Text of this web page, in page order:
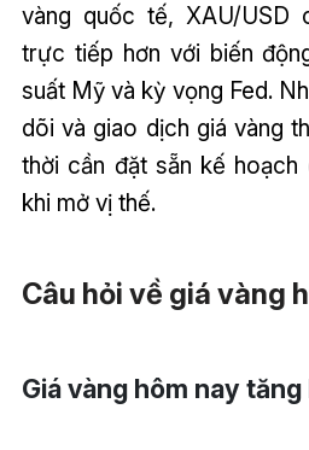
vàng quốc tế, XAU/USD
trực tiếp hơn với biến
suất Mỹ và kỳ vọng Fed.
dõi và giao dịch giá vàng
thời cần đặt sẵn kế
khi mở vị thế.
Câu hỏi về giá vàng
Giá vàng hôm nay